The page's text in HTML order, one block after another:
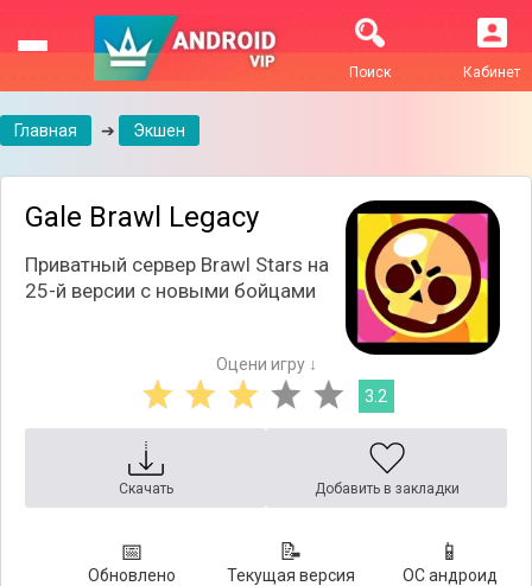
Кабинет
Поиск
Главная ➔ Экшен
Gale Brawl Legacy
Приватный сервер Brawl Stars на
25-й версии с новыми бойцами
Оцени игру ↓
3.2
Скачать Добавить в закладки
📅
Обновлено
📝
Текущая версия
📱
ОС андроид